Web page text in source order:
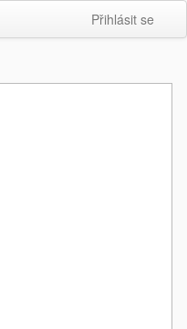
Přihlásit se